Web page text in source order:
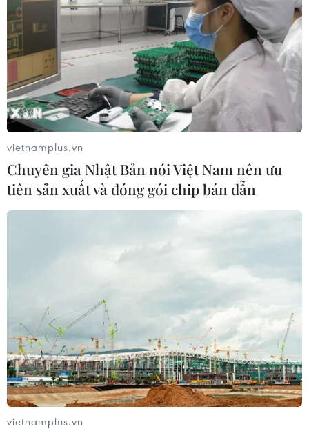
TIN CÙNG CHUYÊN MỤC
Xe tải va chạm xe máy tại Đắk Lắk
Chuyển Bộ Công an thông tin 7 cá
nhân bán vàng không rõ nguồn gốc
08/08/2026 14:37
Olympic Trí tuệ nhân
tạo quốc tế 2026: 7/8 học sinh Việt
vietnamplus.vn
Chuyên gia Nhật Bản nói Việt Nam nên ưu
tiên sản xuất và đóng gói chip bán dẫn
vietnamplus.vn